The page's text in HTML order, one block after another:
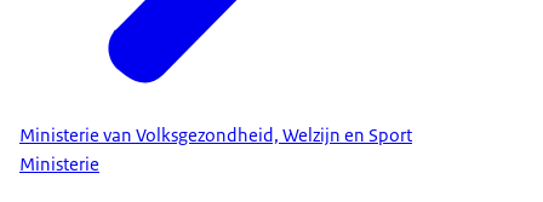
Ministerie van Volksgezondheid, Welzijn en Sport
Ministerie